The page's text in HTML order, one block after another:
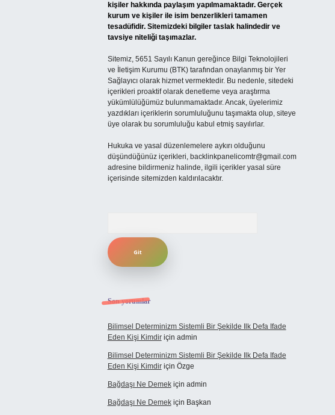
kişiler hakkında paylaşım yapılmamaktadır. Gerçek
kurum ve kişiler ile isim benzerlikleri tamamen
tesadüfidir. Sitemizdeki bilgiler taslak halindedir ve
tavsiye niteliği taşımazlar.
Sitemiz, 5651 Sayılı Kanun gereğince Bilgi Teknolojileri
ve İletişim Kurumu (BTK) tarafından onaylanmış bir Yer
Sağlayıcı olarak hizmet vermektedir. Bu nedenle, sitedeki
içerikleri proaktif olarak denetleme veya araştırma
yükümlülüğümüz bulunmamaktadır. Ancak, üyelerimiz
yazdıkları içeriklerin sorumluluğunu taşımakta olup, siteye
üye olarak bu sorumluluğu kabul etmiş sayılırlar.
Hukuka ve yasal düzenlemelere aykırı olduğunu
düşündüğünüz içerikleri, backlinkpanelicomtr@gmail.com
adresine bildirmeniz halinde, ilgili içerikler yasal süre
içerisinde sitemizden kaldırılacaktır.
Son yorumlar
Bilimsel Determinizm Sistemli Bir Şekilde Ilk Defa Ifade
Eden Kişi Kimdiriçin admin
Bilimsel Determinizm Sistemli Bir Şekilde Ilk Defa Ifade
Eden Kişi Kimdiriçin Özge
Bağdaşı Ne Demekiçin admin
Bağdaşı Ne Demekiçin Başkan